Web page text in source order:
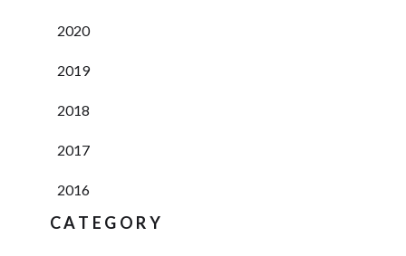
2020
2019
2018
2017
2016
CATEGORY